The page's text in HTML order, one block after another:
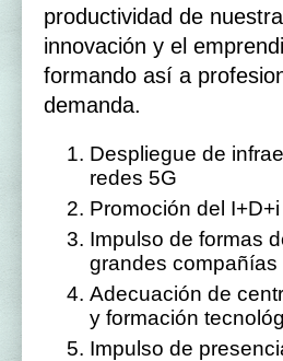
productividad de
innovación y el
formando así a
demanda.
Despliegue de
redes 5G
Promoción del
Impulso de formas
grandes compañías
Adecuación de
y formación
Impulso de